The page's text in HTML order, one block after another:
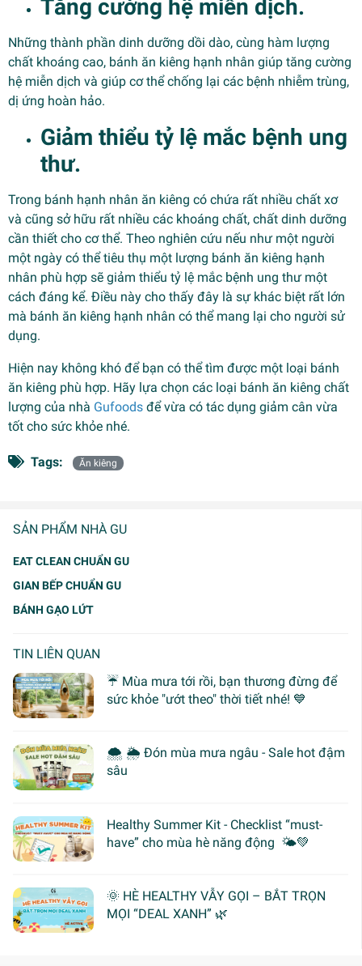
SẢN PHẨM NHÀ GU
EAT CLEAN CHUẨN GU
GIAN BẾP CHUẨN GU
BÁNH GẠO LỨT
TIN LIÊN QUAN
☔ Mùa mưa tới rồi, bạn thương đừng để
sức khỏe "ướt theo" thời tiết nhé! 💙
🌨 🌦 Đón mùa mưa ngâu - Sale hot đậm
sâu
Healthy Summer Kit - Checklist “must-
have” cho mùa hè năng động 🌤️💚
🌞 HÈ HEALTHY VẪY GỌI – BẮT TRỌN
MỌI “DEAL XANH” 🌿
Tăng cường hệ miễn dịch.
Những thành phần dinh dưỡng dồi dào, cùng hàm lượng
chất khoáng cao, bánh ăn kiêng hạnh nhân giúp tăng cường
hệ miễn dịch và giúp cơ thể chống lại các bệnh nhiễm trùng,
dị ứng hoàn hảo.
Giảm thiểu tỷ lệ mắc bệnh ung
thư.
Trong bánh hạnh nhân ăn kiêng có chứa rất nhiều chất xơ
và cũng sở hữu rất nhiều các khoáng chất, chất dinh dưỡng
cần thiết cho cơ thể. Theo nghiên cứu nếu như một người
một ngày có thể tiêu thụ một lượng bánh ăn kiêng hạnh
nhân phù hợp sẽ giảm thiểu tỷ lệ mắc bệnh ung thư một
cách đáng kể. Điều này cho thấy đây là sự khác biệt rất lớn
mà bánh ăn kiêng hạnh nhân có thể mang lại cho người sử
dụng.
Hiện nay không khó để bạn có thể tìm được một loại bánh
ăn kiêng phù hợp. Hãy lựa chọn các loại bánh ăn kiêng chất
lượng của nhà Gufoods để vừa có tác dụng giảm cân vừa
tốt cho sức khỏe nhé.
Tags: Ăn kiêng